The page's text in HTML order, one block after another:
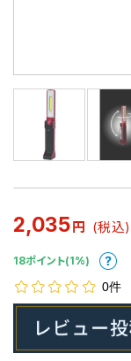
2,035 円 (税込)
18ポイント(1%)
0件